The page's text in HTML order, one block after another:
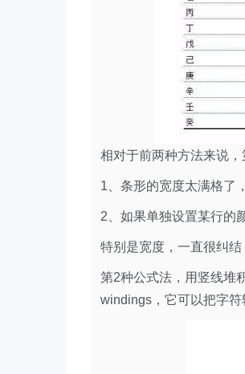
相对于前两种方法来说
1、条形的宽度太满格了
2、如果单独设置某行的
特别是宽度，一直很纠结
第2种公式法，用竖线堆
windings，它可以把字符